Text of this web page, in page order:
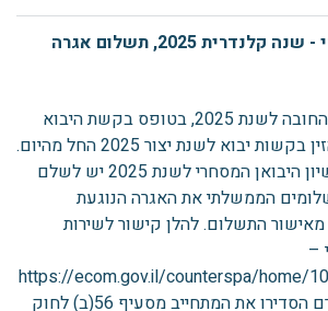
בקשות ליבוא מסחרי - שנה קלנדרית 2025, תשלום אגרה
לאור פרסום דרישות החובה לשנת 2025, בטופס בקשת היבוא
נפתחה האפשרות להזין בקשות יבוא לשנת יצור 2025 החל מהיום.
על מנת לתקף את רישיון היבואן המסחרי לשנת 2025 יש לשלם
הממשלתי את האגרה הנוגעת
התשלום. להלן קישור לשירות
–
https://ecom.gov.il/counterspa/home/
port יבואנים אשר טרם הסדירו את המתחייב מסעיף 56(ב) לחוק